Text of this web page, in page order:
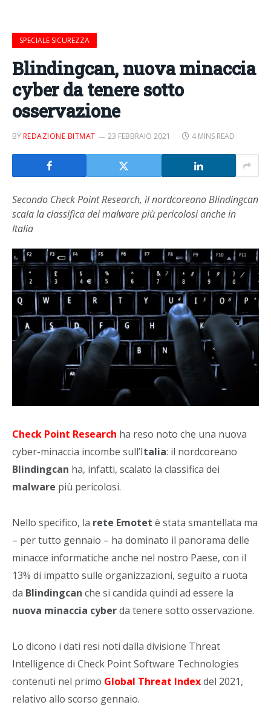
SPECIALE SICUREZZA
Blindingcan, nuova minaccia
cyber da tenere sotto
osservazione
BYREDAZIONE BITMAT 23 FEBBRAIO 2021 4 MINS READ
Secondo Check Point Research, il nordcoreano Blindingcan
scala la classifica dei malware più pericolosi anche in
Italia
Check Point Research ha reso noto che una nuova
cyber-minaccia incombe sull’Italia: il nordcoreano
Blindingcan ha, infatti, scalato la classifica dei
malware più pericolosi.
Nello specifico, la rete Emotet è stata smantellata ma
– per tutto gennaio – ha dominato il panorama delle
minacce informatiche anche nel nostro Paese, con il
13% di impatto sulle organizzazioni, seguito a ruota
da Blindingcan che si candida quindi ad essere la
nuova minaccia cyberda tenere sotto osservazione.
Lo dicono i dati resi noti dalla divisione Threat
Intelligence di Check Point Software Technologies
contenuti nel primo Global Threat Indexdel 2021,
relativo allo scorso gennaio.